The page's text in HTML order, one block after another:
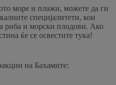
море и плажи, можете да ги
специјалитети, кои
риба и морски плодови. Ако
ќе се освестите тука!
на Бахамите: